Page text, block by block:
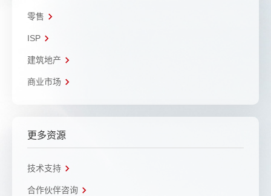
零售
ISP
建筑地产
商业市场
更多资源
技术支持
合作伙伴咨询